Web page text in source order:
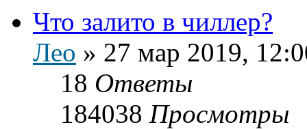
Что залито в чиллер?
Лео » 27 мар 2019,
18 Ответы
184038 Просмотры